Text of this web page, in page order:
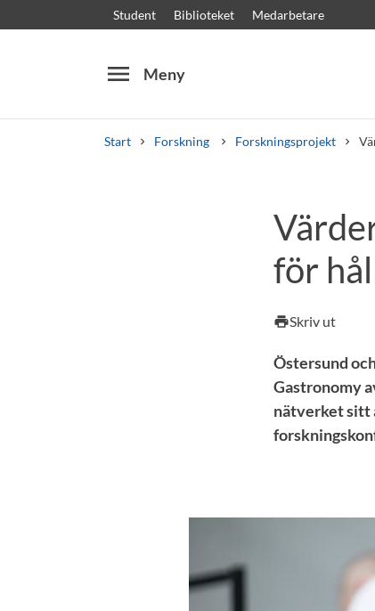
Student Biblioteket Medarbetare
menu Meny
Start Forskning Forskningsprojekt
Kursplaner
för
printSkriv ut
Östersund
Gastronomy
nätverket sitt